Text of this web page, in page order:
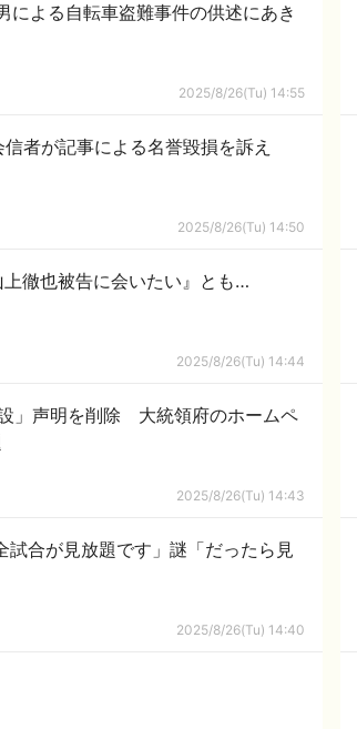
による自転車盗難事件の供述にあき
2025/8/26(Tu) 14:55
者が記事による名誉毀損を訴え
2025/8/26(Tu) 14:50
徹也被告に会いたい』とも…
2025/8/26(Tu) 14:44
」声明を削除 大統領府のホームペ
2025/8/26(Tu) 14:43
試合が見放題です」謎「だったら見
2025/8/26(Tu) 14:40